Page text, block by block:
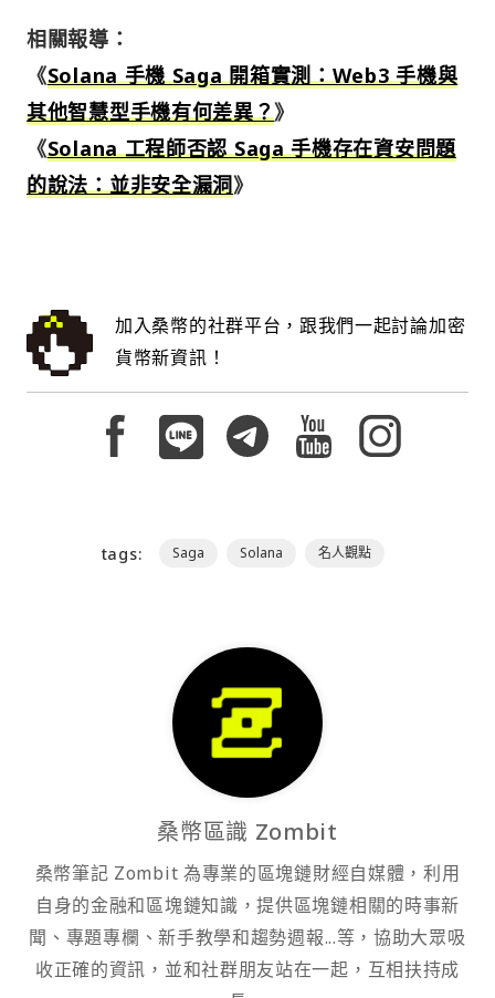
相關報導：
《Solana 手機 Saga 開箱實測：Web3 手機與
其他智慧型手機有何差異？》
《Solana 工程師否認 Saga 手機存在資安問題
的說法：並非安全漏洞》
加入桑幣的社群平台，跟我們一起討論加密
貨幣新資訊！
tags: Saga Solana 名人觀點
桑幣區識 Zombit
桑幣筆記 Zombit 為專業的區塊鏈財經自媒體，利用
自身的金融和區塊鏈知識，提供區塊鏈相關的時事新
聞、專題專欄、新手教學和趨勢週報...等，協助大眾吸
收正確的資訊，並和社群朋友站在一起，互相扶持成